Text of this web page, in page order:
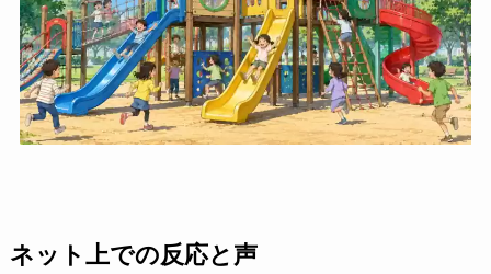
ネット上での反応と声